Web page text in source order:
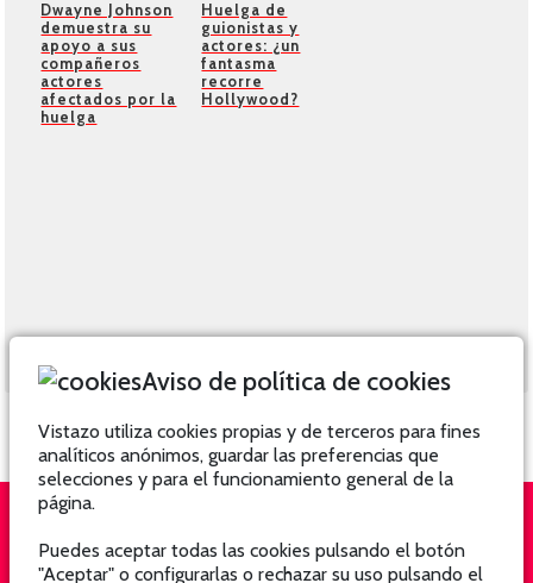
Dwayne Johnson
demuestra su
apoyo a sus
compañeros
actores
afectados por la
huelga
Huelga de
guionistas y
actores: ¿un
fantasma
recorre
Hollywood?
QUIÉNES SOMOS SUSCRÍBETE
Aviso de política de cookies
Vistazo utiliza cookies propias y de terceros para fines
analíticos anónimos, guardar las preferencias que
selecciones y para el funcionamiento general de la
página.
Puedes aceptar todas las cookies pulsando el botón
"Aceptar" o configurarlas o rechazar su uso pulsando el